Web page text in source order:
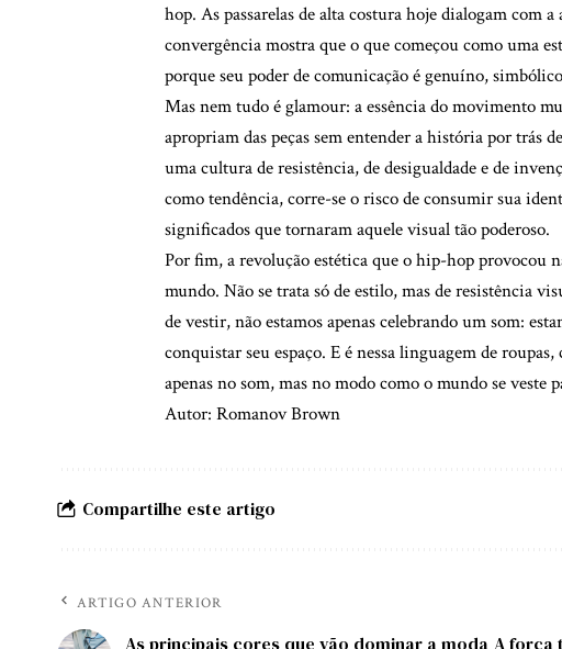
hop. As passarelas de alta costura hoje dialogam com
convergência mostra que o que começou como uma
porque seu poder de comunicação é genuíno,
Mas nem tudo é glamour: a essência do movimento
apropriam das peças sem entender a história por trás
uma cultura de resistência, de desigualdade e de
como tendência, corre-se o risco de consumir sua
significados que tornaram aquele visual tão poderoso.
Por fim, a revolução estética que o hip-hop provocou
mundo. Não se trata só de estilo, mas de resistência
de vestir, não estamos apenas celebrando um som:
conquistar seu espaço. E é nessa linguagem de
apenas no som, mas no modo como o mundo se veste
Autor: Romanov Brown
Compartilhe este artigo
ARTIGO ANTERIOR
As principais cores que vão dominar a moda A força